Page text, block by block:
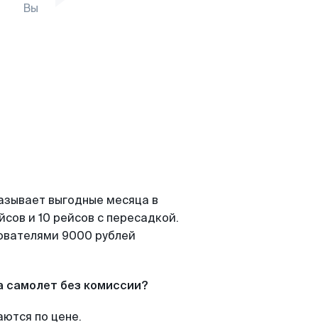
Вы
выгодные месяца в
и 10 рейсов с пересадкой.
9000 рублей
самолет без комиссии?
по цене.